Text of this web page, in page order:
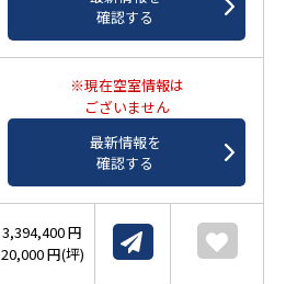
確認する
※現在空室情報は
ございません
最新情報を
確認する
3,394,400 円
20,000 円(坪)